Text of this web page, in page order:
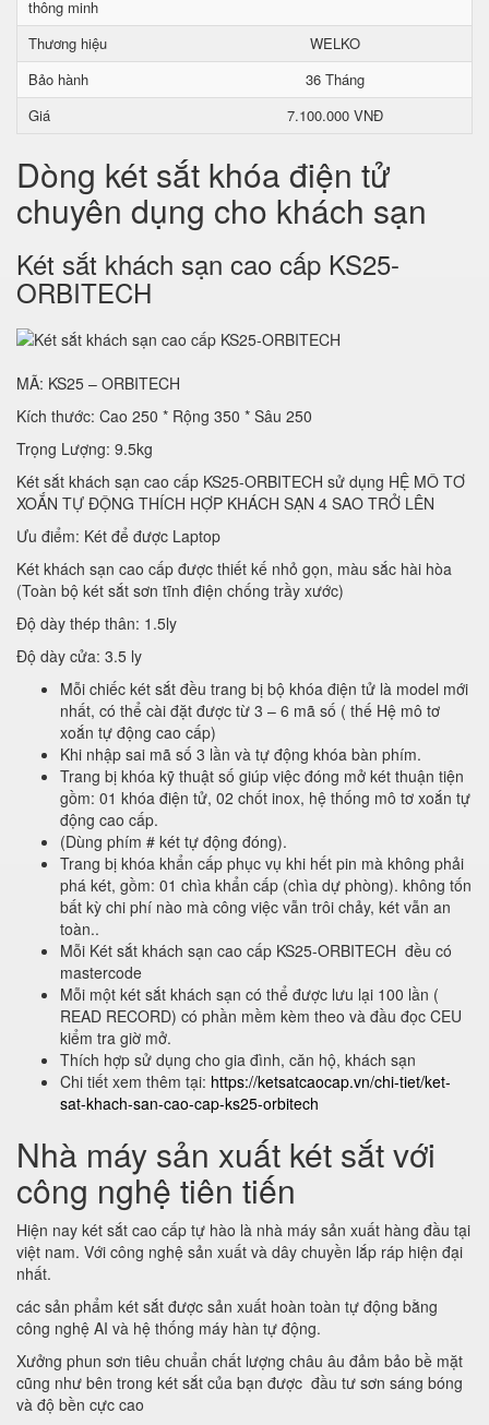
thông minh
Thương hiệu
WELKO
Bảo hành
36 Tháng
Giá
7.100.000 VNĐ
Dòng két sắt khóa điện tử
chuyên dụng cho khách sạn
Két sắt khách sạn cao cấp KS25-
ORBITECH
MÃ: KS25 – ORBITECH
Kích thước: Cao 250 * Rộng 350 * Sâu 250
Trọng Lượng: 9.5kg
Két sắt khách sạn cao cấp KS25-ORBITECH sử dụng HỆ MÔ TƠ
XOẮN TỰ ĐỘNG THÍCH HỢP KHÁCH SẠN 4 SAO TRỞ LÊN
Ưu điểm: Két để được Laptop
Két khách sạn cao cấp được thiết kế nhỏ gọn, màu sắc hài hòa
(Toàn bộ két sắt sơn tĩnh điện chống trầy xước)
Độ dày thép thân: 1.5ly
Độ dày cửa: 3.5 ly
Mỗi chiếc két sắt đều trang bị bộ khóa điện tử là model mới
nhất, có thể cài đặt được từ 3 – 6 mã số ( thế Hệ mô tơ
xoắn tự động cao cấp)
Khi nhập sai mã số 3 lần và tự động khóa bàn phím.
Trang bị khóa kỹ thuật số giúp việc đóng mở két thuận tiện
gồm: 01 khóa điện tử, 02 chốt inox, hệ thống mô tơ xoắn tự
động cao cấp.
(Dùng phím # két tự động đóng).
Trang bị khóa khẩn cấp phục vụ khi hết pin mà không phải
phá két, gồm: 01 chìa khẩn cấp (chìa dự phòng). không tốn
bất kỳ chi phí nào mà công việc vẫn trôi chảy, két vẫn an
toàn..
Mỗi Két sắt khách sạn cao cấp KS25-ORBITECH đều có
mastercode
Mỗi một két sắt khách sạn có thể được lưu lại 100 lần (
READ RECORD) có phần mềm kèm theo và đầu đọc CEU
kiểm tra giờ mở.
Thích hợp sử dụng cho gia đình, căn hộ, khách sạn
Chi tiết xem thêm tại: https://ketsatcaocap.vn/chi-tiet/ket-
sat-khach-san-cao-cap-ks25-orbitech
Nhà máy sản xuất két sắt với
công nghệ tiên tiến
Hiện nay két sắt cao cấp tự hào là nhà máy sản xuất hàng đầu tại
việt nam. Với công nghệ sản xuất và dây chuyền lắp ráp hiện đại
nhất.
các sản phẩm két sắt được sản xuất hoàn toàn tự động bằng
công nghệ AI và hệ thống máy hàn tự động.
Xưởng phun sơn tiêu chuẩn chất lượng châu âu đảm bảo bề mặt
cũng như bên trong két sắt của bạn được đầu tư sơn sáng bóng
và độ bền cực cao